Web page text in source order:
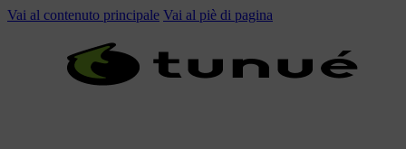
Vai al contenuto principale Vai al piè di pagina